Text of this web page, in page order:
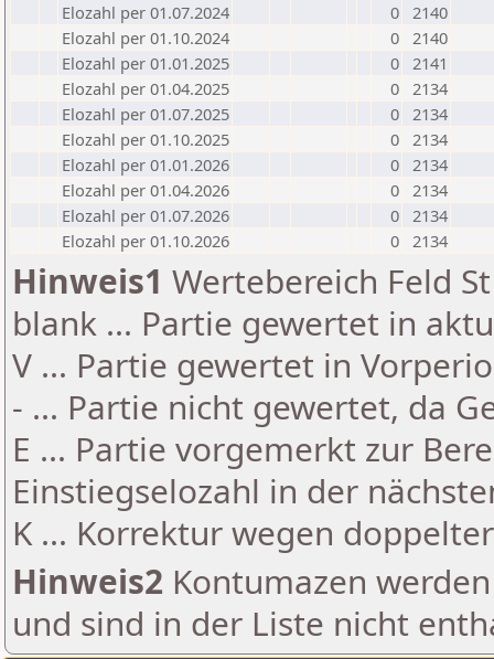
Elozahl per 01.07.2024
0 2140
Elozahl per 01.10.2024
0 2140
Elozahl per 01.01.2025
0 2141
Elozahl per 01.04.2025
0 2134
Elozahl per 01.07.2025
0 2134
Elozahl per 01.10.2025
0 2134
Elozahl per 01.01.2026
0 2134
Elozahl per 01.04.2026
0 2134
Elozahl per 01.07.2026
0 2134
Elozahl per 01.10.2026
0 2134
Hinweis1 Wertebereich Feld
blank ... Partie gewertet in
V ... Partie gewertet in
- ... Partie nicht gewertet, da
E ... Partie vorgemerkt zur
Einstiegselozahl in der
K ... Korrektur wegen
Hinweis2 Kontumazen
und sind in der Liste nicht